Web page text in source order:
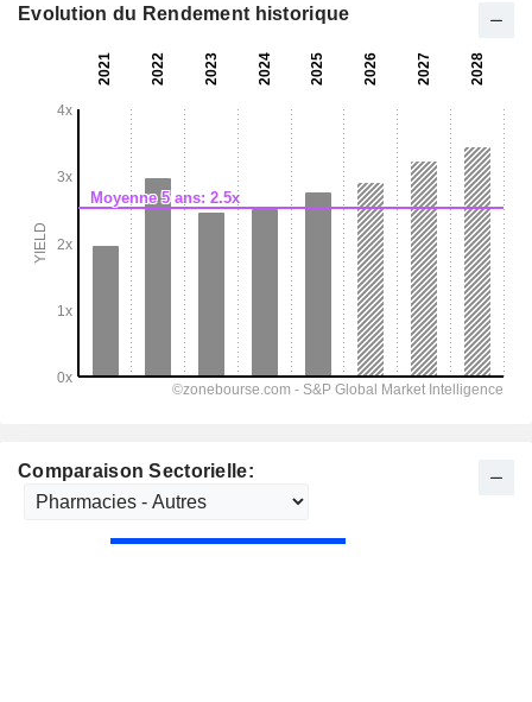
Comparaison Sectorielle:
Evolution du Rendement historique